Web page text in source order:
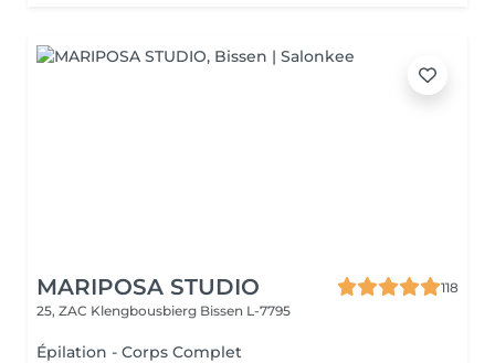
MARIPOSA STUDIO
118
25, ZAC Klengbousbierg Bissen L-7795
Épilation - Corps Complet